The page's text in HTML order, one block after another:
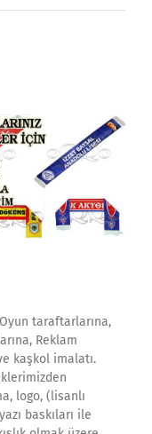
taraftarlarına,
Reklam
kaşkol imalatı.
logo, (lisanlı
baskıları ile